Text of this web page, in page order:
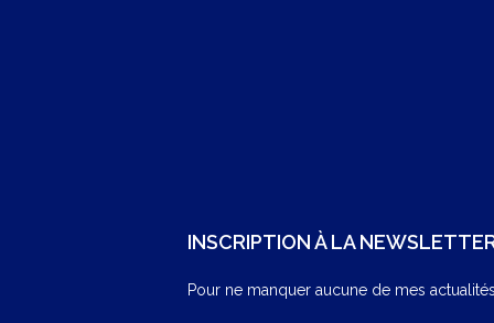
INSCRIPTION À LA
Pour ne manquer aucune de mes